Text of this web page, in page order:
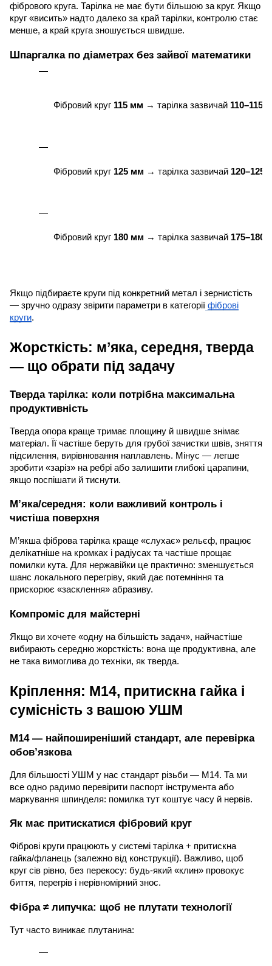
фібрового круга. Тарілка не має бути більшою за круг. Якщо
круг «висить» надто далеко за край тарілки, контролю стає
менше, а край круга зношується швидше.
Шпаргалка по діаметрах без зайвої математики
Фібровий круг 115 мм → тарілка зазвичай 110–115
Фібровий круг 125 мм → тарілка зазвичай 120–125
Фібровий круг 180 мм → тарілка зазвичай 175–180
Якщо підбираєте круги під конкретний метал і зернистість
— зручно одразу звірити параметри в категорії фіброві
круги.
Жорсткість: м’яка, середня, тверда
— що обрати під задачу
Тверда тарілка: коли потрібна максимальна
продуктивність
Тверда опора краще тримає площину й швидше знімає
матеріал. Її частіше беруть для грубої зачистки швів, зняття
підсилення, вирівнювання наплавлень. Мінус — легше
зробити «заріз» на ребрі або залишити глибокі царапини,
якщо поспішати й тиснути.
М’яка/середня: коли важливий контроль і
чистіша поверхня
М’якша фіброва тарілка краще «слухає» рельєф, працює
делікатніше на кромках і радіусах та частіше прощає
помилки кута. Для нержавійки це практично: зменшується
шанс локального перегріву, який дає потемніння та
прискорює «засклення» абразиву.
Компроміс для майстерні
Якщо ви хочете «одну на більшість задач», найчастіше
вибирають середню жорсткість: вона ще продуктивна, але
не така вимоглива до техніки, як тверда.
Кріплення: М14, притискна гайка і
сумісність з вашою УШМ
М14 — найпоширеніший стандарт, але перевірка
обов’язкова
Для більшості УШМ у нас стандарт різьби — М14. Та ми
все одно радимо перевірити паспорт інструмента або
маркування шпинделя: помилка тут коштує часу й нервів.
Як має притискатися фібровий круг
Фіброві круги працюють у системі тарілка + притискна
гайка/фланець (залежно від конструкції). Важливо, щоб
круг сів рівно, без перекосу: будь-який «клин» провокує
биття, перегрів і нерівномірний знос.
Фібра ≠ липучка: щоб не плутати технології
Тут часто виникає плутанина: